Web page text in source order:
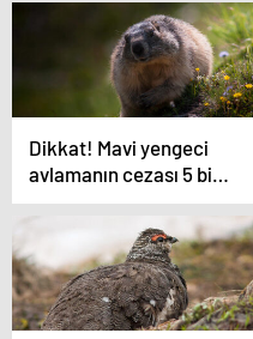
Dikkat! Mavi yengeci
avlamanın cezası 5 bin
TL